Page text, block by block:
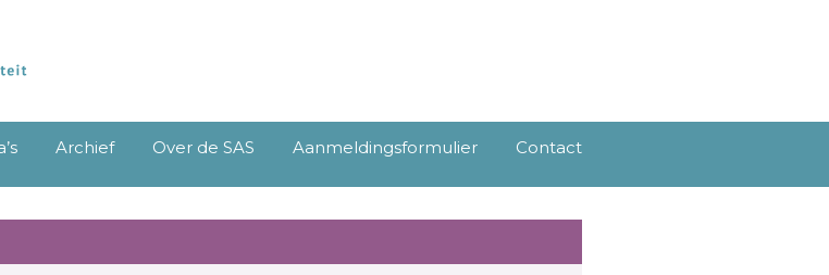
Archief Over de SAS Aanmeldingsformulier Contact